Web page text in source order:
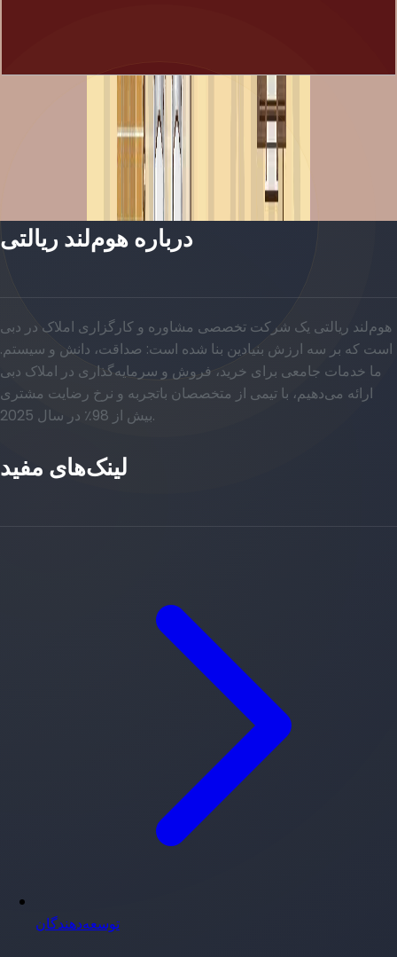
Alma, Type 3, Middle Unit, 3+Room BR, 2540
درباره هوم‌لند ریالتی
هوم‌لند ریالتی یک شرکت تخصصی مشاوره و کارگزاری املاک در دبی
است که بر سه ارزش بنیادین بنا شده است: صداقت، دانش و سیستم.
ما خدمات جامعی برای خرید، فروش و سرمایه‌گذاری در املاک دبی
ارائه می‌دهیم، با تیمی از متخصصان باتجربه و نرخ رضایت مشتری
بیش از 98٪ در سال 2025.
لینک‌های مفید
توسعه‌دهندگان